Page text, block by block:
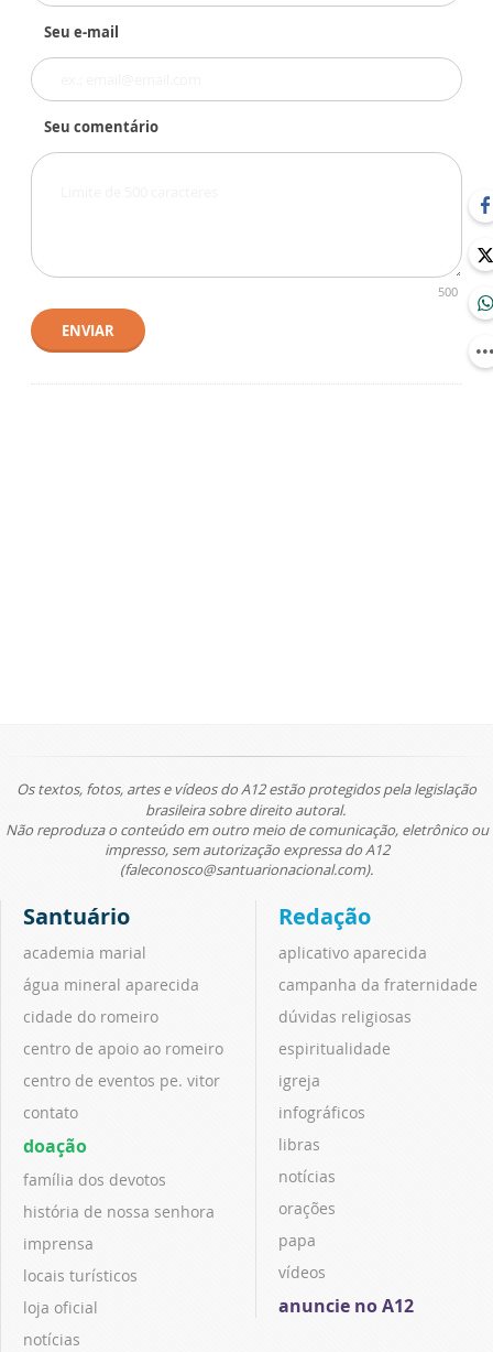
Seu e-mail
Seu comentário
500
ENVIAR
Os textos, fotos, artes e vídeos do A12 estão protegidos pela legislação
brasileira sobre direito autoral.
Não reproduza o conteúdo em outro meio de comunicação, eletrônico ou
impresso, sem autorização expressa do A12
(faleconosco@santuarionacional.com).
Santuário
academia marial
água mineral aparecida
cidade do romeiro
centro de apoio ao romeiro
centro de eventos pe. vitor
contato
doação
família dos devotos
história de nossa senhora
imprensa
locais turísticos
loja oficial
notícias
Redação
aplicativo aparecida
campanha da fraternidade
dúvidas religiosas
espiritualidade
igreja
infográficos
libras
notícias
orações
papa
vídeos
anuncie no A12